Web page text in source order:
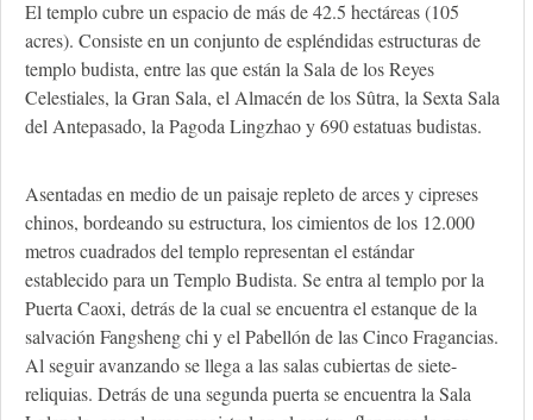
El templo cubre un espacio de más de 42.5 hectáreas (105
acres). Consiste en un conjunto de espléndidas estructuras de
templo budista, entre las que están la Sala de los Reyes
Celestiales, la Gran Sala, el Almacén de los Sûtra, la Sexta Sala
del Antepasado, la Pagoda Lingzhao y 690 estatuas budistas.
Asentadas en medio de un paisaje repleto de arces y cipreses
chinos, bordeando su estructura, los cimientos de los 12.000
metros cuadrados del templo representan el estándar
establecido para un Templo Budista. Se entra al templo por la
Puerta Caoxi, detrás de la cual se encuentra el estanque de la
salvación Fangsheng chi y el Pabellón de las Cinco Fragancias.
Al seguir avanzando se llega a las salas cubiertas de siete-
reliquias. Detrás de una segunda puerta se encuentra la Sala